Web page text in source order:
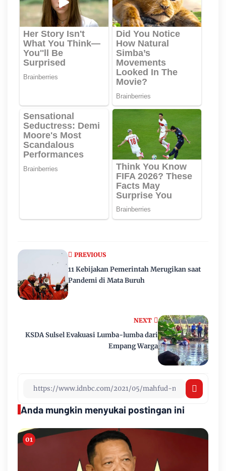
NEXT
KSDA Sulsel Evakuasi Lumba-lumba dari
Empang Warga
PREVIOUS
11 Kebijakan Pemerintah Merugikan saat
Pandemi di Mata Buruh
Anda mungkin menyukai postingan ini